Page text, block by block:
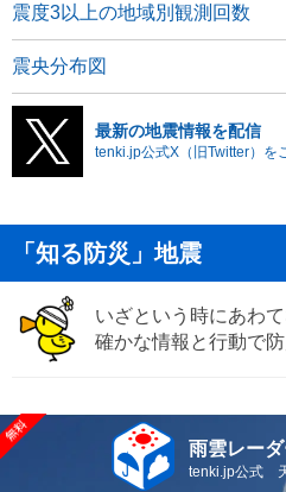
震度3以上の地域別観測回数
震央分布図
最新の地震情報を配信
tenki.jp公式X（旧Twitter）を
「知る防災」地震
いざという時にあわ
確かな情報と行動で
雨雲レーダ
tenki.jp公式